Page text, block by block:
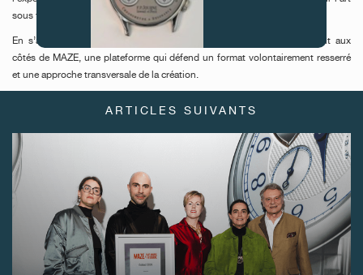
sous toutes ses formes.
En s’associant à cet événement, F.P.Journe prolonge son engagement aux
côtés de MAZE, une plateforme qui défend un format volontairement resserré
et une approche transversale de la création.
ARTICLES SUIVANTS
FAUX